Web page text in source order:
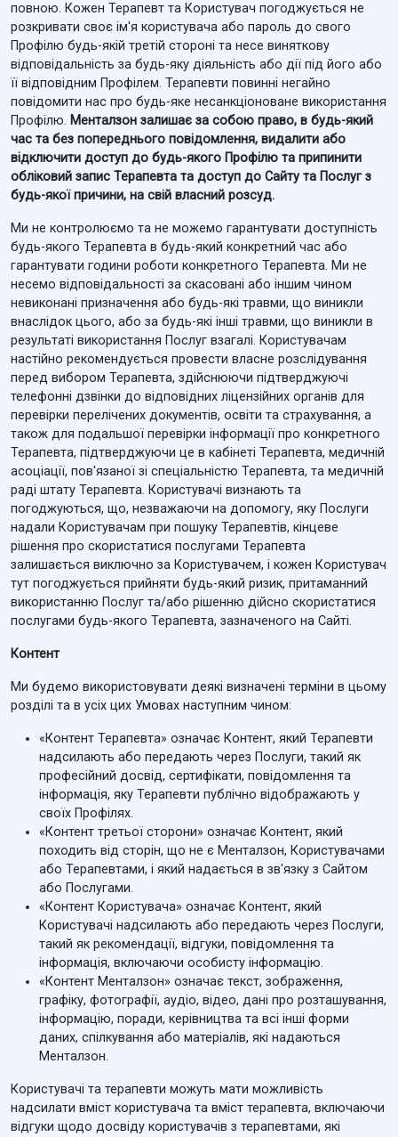
повною. Кожен Терапевт та Користувач погоджується не
розкривати своє ім'я користувача або пароль до свого
Профілю будь-якій третій стороні та несе виняткову
відповідальність за будь-яку діяльність або дії під його або
її відповідним Профілем. Терапевти повинні негайно
повідомити нас про будь-яке несанкціоноване використання
Профілю. Менталзон залишає за собою право, в будь-який
час та без попереднього повідомлення, видалити або
відключити доступ до будь-якого Профілю та припинити
обліковий запис Терапевта та доступ до Сайту та Послуг з
будь-якої причини, на свій власний розсуд.
Ми не контролюємо та не можемо гарантувати доступність
будь-якого Терапевта в будь-який конкретний час або
гарантувати години роботи конкретного Терапевта. Ми не
несемо відповідальності за скасовані або іншим чином
невиконані призначення або будь-які травми, що виникли
внаслідок цього, або за будь-які інші травми, що виникли в
результаті використання Послуг взагалі. Користувачам
настійно рекомендується провести власне розслідування
перед вибором Терапевта, здійснюючи підтверджуючі
телефонні дзвінки до відповідних ліцензійних органів для
перевірки перелічених документів, освіти та страхування, а
також для подальшої перевірки інформації про конкретного
Терапевта, підтверджуючи це в кабінеті Терапевта, медичній
асоціації, пов'язаної зі спеціальністю Терапевта, та медичній
раді штату Терапевта. Користувачі визнають та
погоджуються, що, незважаючи на допомогу, яку Послуги
надали Користувачам при пошуку Терапевтів, кінцеве
рішення про скористатися послугами Терапевта
залишається виключно за Користувачем, і кожен Користувач
тут погоджується прийняти будь-який ризик, притаманний
використанню Послуг та/або рішенню дійсно скористатися
послугами будь-якого Терапевта, зазначеного на Сайті.
Контент
Ми будемо використовувати деякі визначені терміни в цьому
розділі та в усіх цих Умовах наступним чином:
«Контент Терапевта» означає Контент, який Терапевти
надсилають або передають через Послуги, такий як
професійний досвід, сертифікати, повідомлення та
інформація, яку Терапевти публічно відображають у
своїх Профілях.
«Контент третьої сторони» означає Контент, який
походить від сторін, що не є Менталзон, Користувачами
або Терапевтами, і який надається в зв'язку з Сайтом
або Послугами.
«Контент Користувача» означає Контент, який
Користувачі надсилають або передають через Послуги,
такий як рекомендації, відгуки, повідомлення та
інформація, включаючи особисту інформацію.
«Контент Менталзон» означає текст, зображення,
графіку, фотографії, аудіо, відео, дані про розташування,
інформацію, поради, керівництва та всі інші форми
даних, спілкування або матеріалів, які надаються
Менталзон.
Користувачі та терапевти можуть мати можливість
надсилати вміст користувача та вміст терапевта, включаючи
відгуки щодо досвіду користувачів з терапевтами, які